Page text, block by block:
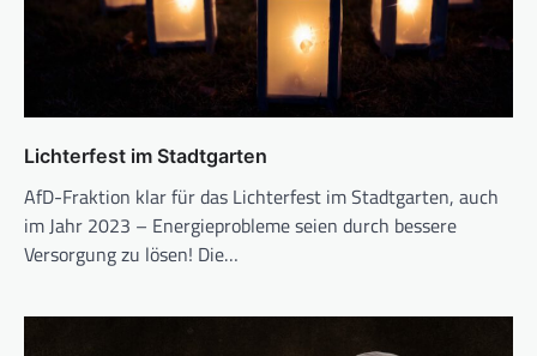
Lichterfest im Stadtgarten
AfD-Fraktion klar für das Lichterfest im Stadtgarten, auch
im Jahr 2023 – Energieprobleme seien durch bessere
Versorgung zu lösen! Die…